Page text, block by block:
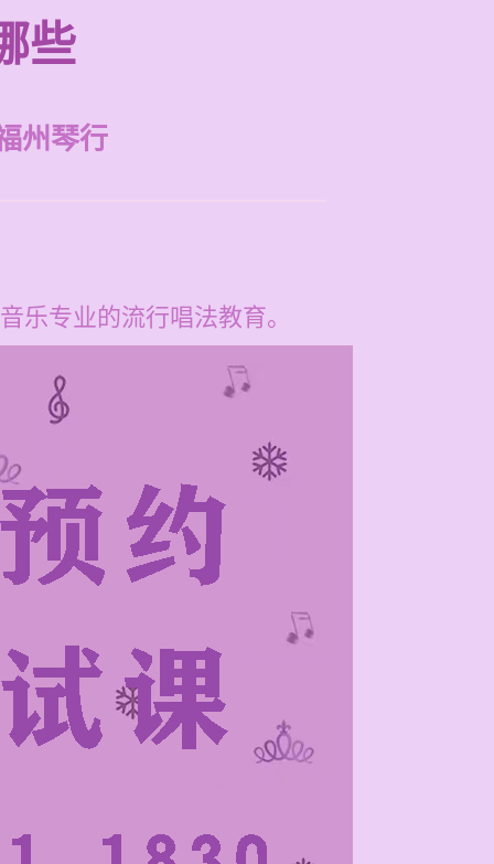
些
州琴行
乐专业的流行唱法教育。